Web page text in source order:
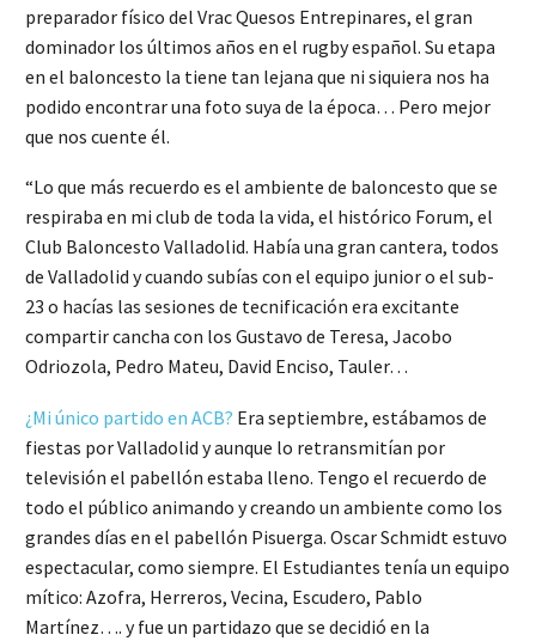
preparador físico del Vrac Quesos Entrepinares, el gran
dominador los últimos años en el rugby español. Su etapa
en el baloncesto la tiene tan lejana que ni siquiera nos ha
podido encontrar una foto suya de la época… Pero mejor
que nos cuente él.
“Lo que más recuerdo es el ambiente de baloncesto que se
respiraba en mi club de toda la vida, el histórico Forum, el
Club Baloncesto Valladolid. Había una gran cantera, todos
de Valladolid y cuando subías con el equipo junior o el sub-
23 o hacías las sesiones de tecnificación era excitante
compartir cancha con los Gustavo de Teresa, Jacobo
Odriozola, Pedro Mateu, David Enciso, Tauler…
¿Mi único partido en ACB? Era septiembre, estábamos de
fiestas por Valladolid y aunque lo retransmitían por
televisión el pabellón estaba lleno. Tengo el recuerdo de
todo el público animando y creando un ambiente como los
grandes días en el pabellón Pisuerga. Oscar Schmidt estuvo
espectacular, como siempre. El Estudiantes tenía un equipo
mítico: Azofra, Herreros, Vecina, Escudero, Pablo
Martínez…. y fue un partidazo que se decidió en la